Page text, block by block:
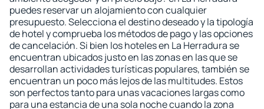
puedes reservar un alojamiento con cualquier
presupuesto. Selecciona el destino deseado y la tipología
de hotel y comprueba los métodos de pago y las opciones
de cancelación. Si bien los hoteles en La Herradura se
encuentran ubicados justo en las zonas en las que se
desarrollan actividades turísticas populares, también se
encuentran un poco más lejos de las multitudes. Estos
son perfectos tanto para unas vacaciones largas como
para una estancia de una sola noche cuando la zona